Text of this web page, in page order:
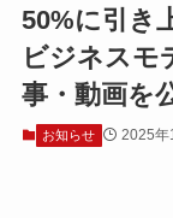
50%に引き
ビジネスモ
事・動画を
お知らせ 2025年